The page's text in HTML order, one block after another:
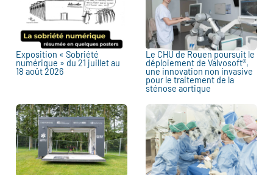
Exposition « Sobriété
numérique » du 21 juillet au
18 août 2026
Le CHU de Rouen poursuit le
déploiement de Valvosoft®,
une innovation non invasive
pour le traitement de la
sténose aortique